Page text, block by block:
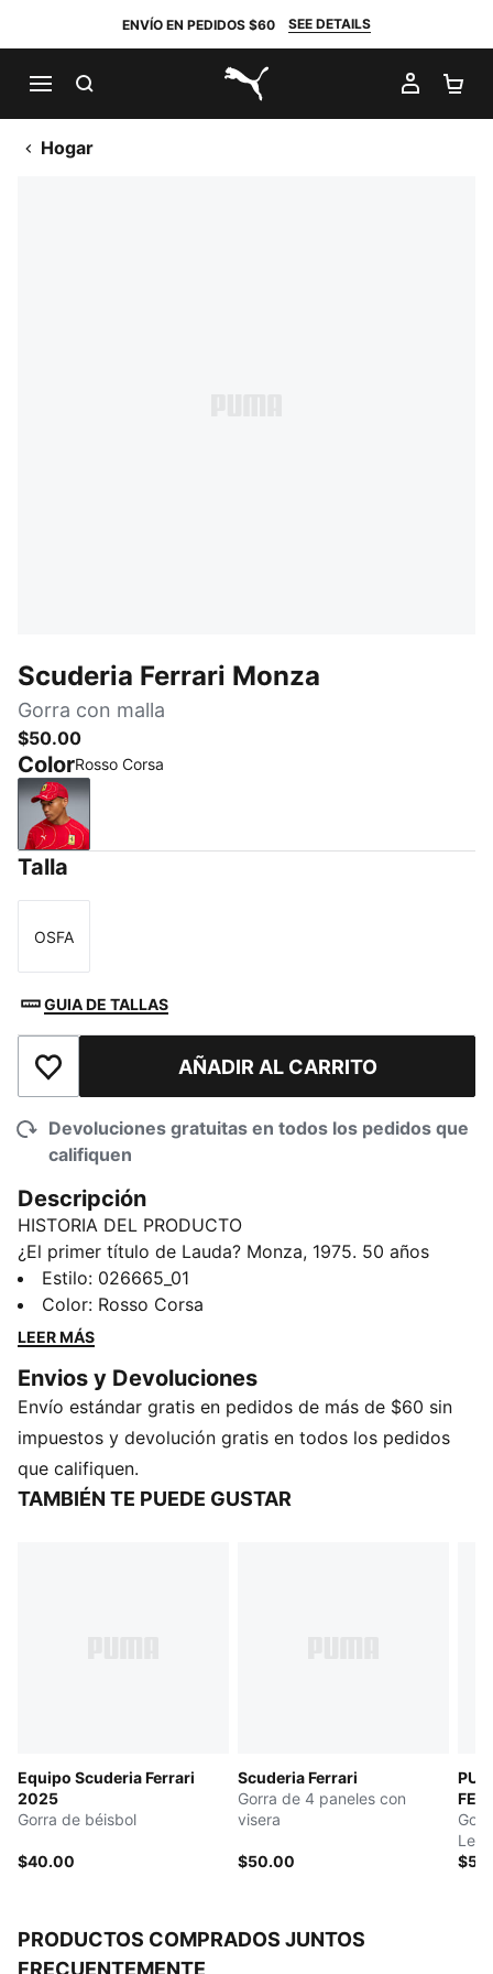
ENVÍO EN PEDIDOS $60 SEE DETAILS
PUMA.com
MI
Hogar
Scuderia Ferrari Monza
Gorra con malla
$50.00
ColorRosso Corsa
Rosso Corsa
Talla
Talla
OSFA
GUIA DE TALLAS
Añadir a la lista de deseosAÑADIR AL CARRITO
Devoluciones gratuitas en todos los pedidos que
califiquen
Descripción
HISTORIA DEL PRODUCTO
¿El primer título de Lauda? Monza, 1975. 50 años
después, Hamilton y Leclerc compiten en el circuito
local de la Scuderia Ferrari HP por primera vez como
compañeros de equipo. Para conmemorar el
monos de carreras de Lauda, ??con logotipos vintage,
letras retro y algunos guiños retro. Piensa en
chaquetas, camisetas y gorras para fanáticos que
saben que todo se trata de esos primeros pasos, cada
vez que se apagan las luces.
Estilo: 026665_01
Color: Rosso Corsa
LEER MÁS
Envios y Devoluciones
Envío estándar gratis en pedidos de más de $60 sin
impuestos y devolución gratis en todos los pedidos
que califiquen.
TAMBIÉN TE PUEDE GUSTAR
Equipo Scuderia Ferrari
2025
Gorra de béisbol
$40.00
Scuderia Ferrari
Gorra de 4 paneles con
visera
$50.00
PRODUCTOS COMPRADOS JUNTOS
FRECUENTEMENTE